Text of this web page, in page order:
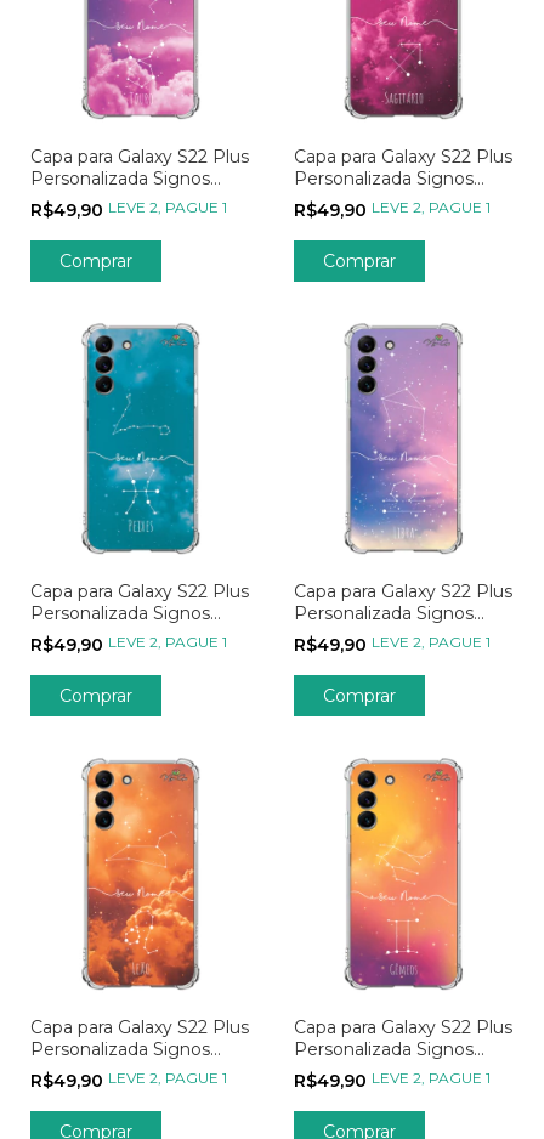
Capa para Galaxy S22 Plus
Personalizada Signos
Constelação de Touro
R$49,90 LEVE 2, PAGUE 1
Capa para Galaxy S22 Plus
Personalizada Signos
Constelação de Sagitário
R$49,90 LEVE 2, PAGUE 1
Capa para Galaxy S22 Plus
Personalizada Signos
Constelação de Peixes
R$49,90 LEVE 2, PAGUE 1
Capa para Galaxy S22 Plus
Personalizada Signos
Constelação de Libra
R$49,90 LEVE 2, PAGUE 1
Capa para Galaxy S22 Plus
Personalizada Signos
Constelação de Leão
R$49,90 LEVE 2, PAGUE 1
Capa para Galaxy S22 Plus
Personalizada Signos
Constelação de Gêmeos
R$49,90 LEVE 2, PAGUE 1